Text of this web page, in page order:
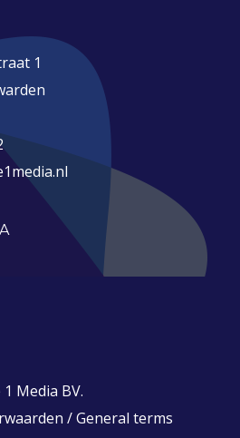
1
Media BV.
/General terms